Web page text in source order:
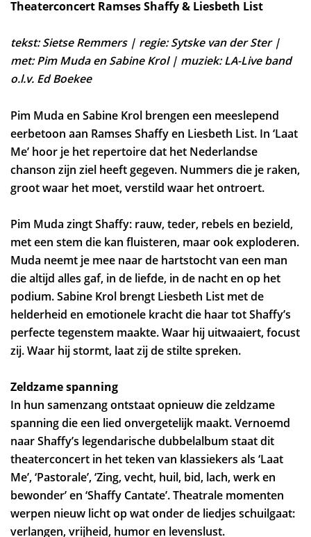
Theaterconcert Ramses Shaffy & Liesbeth List
tekst: Sietse Remmers | regie: Sytske van der Ster |
met: Pim Muda en Sabine Krol | muziek: LA-Live band
o.l.v. Ed Boekee
Pim Muda en Sabine Krol brengen een meeslepend
eerbetoon aan Ramses Shaffy en Liesbeth List. In ‘Laat
Me’ hoor je het repertoire dat het Nederlandse
chanson zijn ziel heeft gegeven. Nummers die je raken,
groot waar het moet, verstild waar het ontroert.
Pim Muda zingt Shaffy: rauw, teder, rebels en bezield,
met een stem die kan fluisteren, maar ook exploderen.
Muda neemt je mee naar de hartstocht van een man
die altijd alles gaf, in de liefde, in de nacht en op het
podium. Sabine Krol brengt Liesbeth List met de
helderheid en emotionele kracht die haar tot Shaffy’s
perfecte tegenstem maakte. Waar hij uitwaaiert, focust
zij. Waar hij stormt, laat zij de stilte spreken.
Zeldzame spanning
In hun samenzang ontstaat opnieuw die zeldzame
spanning die een lied onvergetelijk maakt. Vernoemd
naar Shaffy’s legendarische dubbelalbum staat dit
theaterconcert in het teken van klassiekers als ‘Laat
Me’, ‘Pastorale’, ‘Zing, vecht, huil, bid, lach, werk en
bewonder’ en ‘Shaffy Cantate’. Theatrale momenten
werpen nieuw licht op wat onder de liedjes schuilgaat:
verlangen, vrijheid, humor en levenslust.